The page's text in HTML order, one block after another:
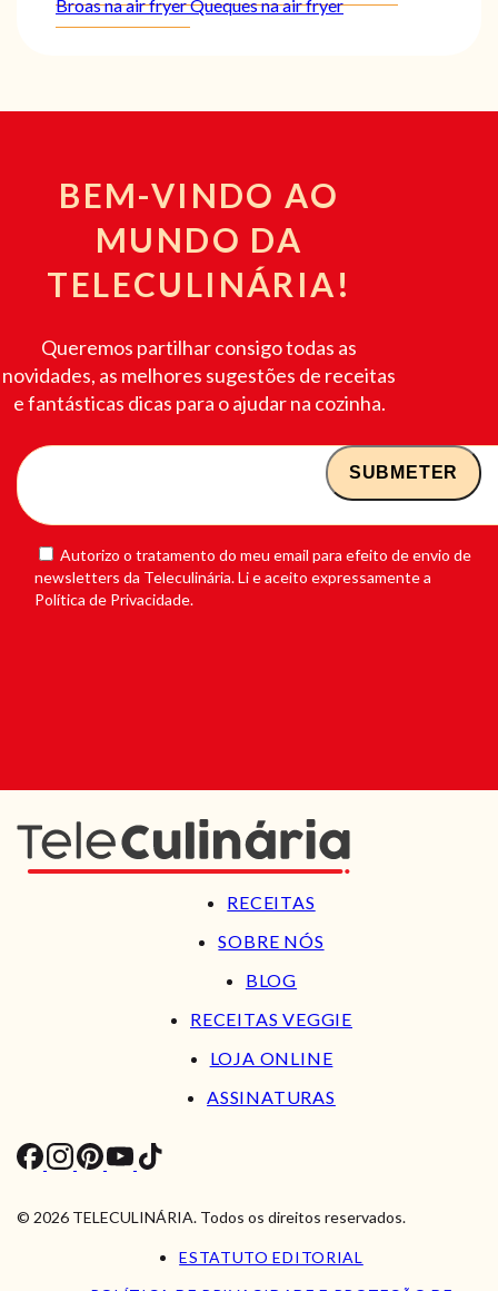
Broas na air fryerQueques na air fryer
BEM-VINDO AO
MUNDO DA
TELECULINÁRIA!
Queremos partilhar consigo todas as
novidades, as melhores sugestões de receitas
e fantásticas dicas para o ajudar na cozinha.
Autorizo o tratamento do meu email para efeito de envio de
newsletters da Teleculinária. Li e aceito expressamente a
Política de Privacidade.
RECEITAS
SOBRE NÓS
BLOG
RECEITAS VEGGIE
LOJA ONLINE
ASSINATURAS
© 2026 TELECULINÁRIA. Todos os direitos reservados.
ESTATUTO EDITORIAL